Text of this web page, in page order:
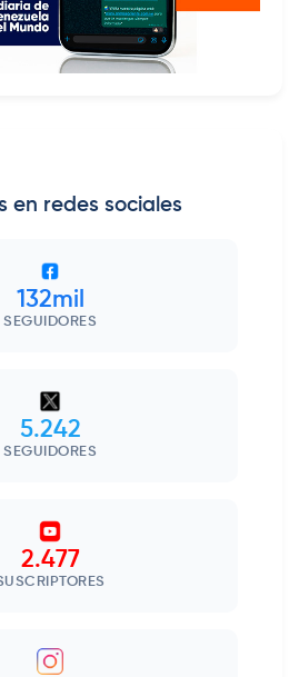
en redes sociales
132mil
SEGUIDORES
5.242
SEGUIDORES
2.477